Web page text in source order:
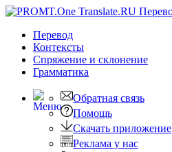
Перевод
Контексты
Спряжение и склонение
Грамматика
Обратная связь
Помощь
Скачать приложение
Реклама у нас